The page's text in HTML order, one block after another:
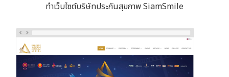
ทำเว็บไซต์บริษัทประกันสุขภาพ SiamSmile